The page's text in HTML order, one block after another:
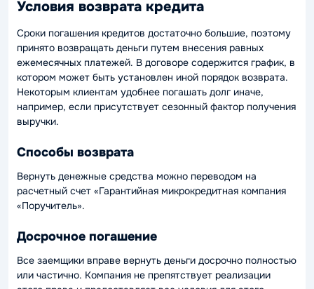
Условия возврата кредита
Сроки погашения кредитов достаточно большие, поэтому
принято возвращать деньги путем внесения равных
ежемесячных платежей. В договоре содержится график, в
котором может быть установлен иной порядок возврата.
Некоторым клиентам удобнее погашать долг иначе,
например, если присутствует сезонный фактор получения
выручки.
Способы возврата
Вернуть денежные средства можно переводом на
расчетный счет «Гарантийная микрокредитная компания
«Поручитель».
Досрочное погашение
Все заемщики вправе вернуть деньги досрочно полностью
или частично. Компания не препятствует реализации